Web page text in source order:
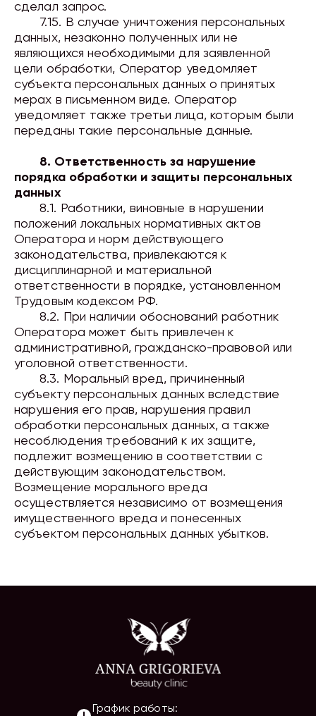
сделал запрос.
7.15. В случае уничтожения персональных
данных, незаконно полученных или не
являющихся необходимыми для заявленной
цели обработки, Оператор уведомляет
субъекта персональных данных о принятых
мерах в письменном виде. Оператор
уведомляет также третьи лица, которым были
переданы такие персональные данные.
8. Ответственность за нарушение
порядка обработки и защиты персональных
данных
8.1. Работники, виновные в нарушении
положений локальных нормативных актов
Оператора и норм действующего
законодательства, привлекаются к
дисциплинарной и материальной
ответственности в порядке, установленном
Трудовым кодексом РФ.
8.2. При наличии обоснований работник
Оператора может быть привлечен к
административной, гражданско-правовой или
уголовной ответственности.
8.3. Моральный вред, причиненный
субъекту персональных данных вследствие
нарушения его прав, нарушения правил
обработки персональных данных, а также
несоблюдения требований к их защите,
подлежит возмещению в соответствии с
действующим законодательством.
Возмещение морального вреда
осуществляется независимо от возмещения
имущественного вреда и понесенных
субъектом персональных данных убытков.
График работы: